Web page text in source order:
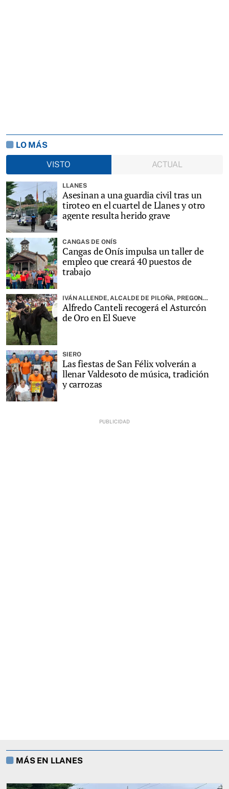
LO MÁS
VISTO
ACTUAL
LLANES
Asesinan a una guardia civil tras un
tiroteo en el cuartel de Llanes y otro
agente resulta herido grave
CANGAS DE ONÍS
Cangas de Onís impulsa un taller de
empleo que creará 40 puestos de
trabajo
IVÁN ALLENDE, ALCALDE DE PILOÑA, PREGONARÁ LA FIESTA
Alfredo Canteli recogerá el Asturcón
de Oro en El Sueve
SIERO
Las fiestas de San Félix volverán a
llenar Valdesoto de música, tradición
y carrozas
MÁS EN LLANES